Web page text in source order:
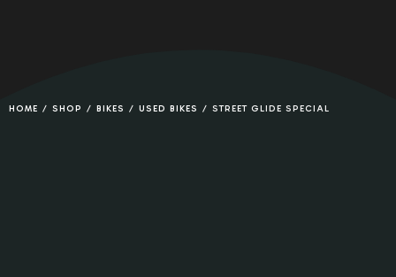
HOME / SHOP / BIKES / USED BIKES / STREET GLIDE SPECIAL